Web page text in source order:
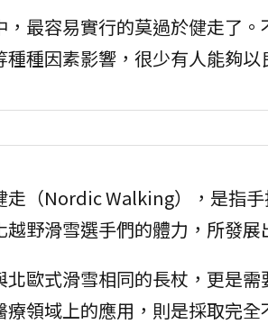
，最容易實行的莫過於健走了
種因素影響，很少有人能夠以
走（Nordic Walking），是指
越野滑雪選手們的體力，所發展
北歐式滑雪相同的長杖，更是
領域上的應用，則是採取完